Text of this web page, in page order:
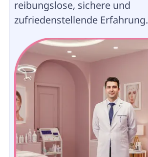
reibungslose, sichere und
zufriedenstellende Erfahrung.